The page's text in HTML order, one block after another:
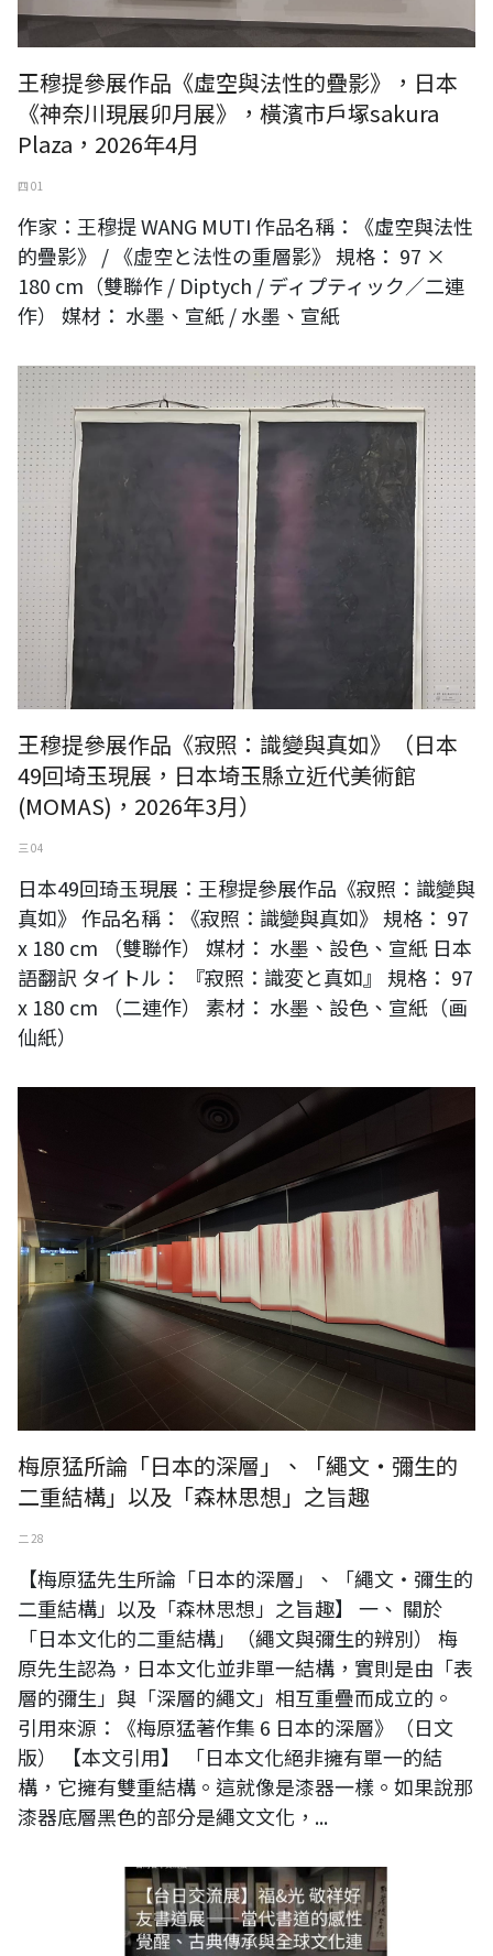
王穆提參展作品《虛空與法性的疊影》，日本
《神奈川現展卯月展》，橫濱市戶塚sakura
Plaza，2026年4月
四 01
作家：王穆提 WANG MUTI 作品名稱：《虛空與法性
的疊影》 / 《虚空と法性の重層影》 規格： 97 ×
180 cm（雙聯作 / Diptych / ディプティック／二連
作） 媒材： 水墨、宣紙 / 水墨、宣紙
王穆提參展作品《寂照：識變與真如》（日本
49回埼玉現展，日本埼玉縣立近代美術館
(MOMAS)，2026年3月）
三 04
日本49回琦玉現展：王穆提參展作品《寂照：識變與
真如》 作品名稱：《寂照：識變與真如》 規格： 97
x 180 cm （雙聯作） 媒材： 水墨、設色、宣紙 日本
語翻訳 タイトル： 『寂照：識変と真如』 規格： 97
x 180 cm （二連作） 素材： 水墨、設色、宣紙（画
仙紙）
梅原猛所論「日本的深層」、「繩文・彌生的
二重結構」以及「森林思想」之旨趣
二 28
【梅原猛先生所論「日本的深層」、「繩文・彌生的
二重結構」以及「森林思想」之旨趣】 一、 關於
「日本文化的二重結構」（繩文與彌生的辨別） 梅
原先生認為，日本文化並非單一結構，實則是由「表
層的彌生」與「深層的繩文」相互重疊而成立的。
引用來源：《梅原猛著作集 6 日本的深層》（日文
版） 【本文引用】 「日本文化絕非擁有單一的結
構，它擁有雙重結構。這就像是漆器一樣。如果說那
漆器底層黑色的部分是繩文文化，...